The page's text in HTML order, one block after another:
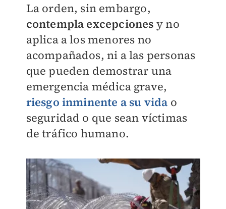
La orden, sin embargo,
contempla excepciones y no
aplica a los menores no
acompañados, ni a las personas
que pueden demostrar una
emergencia médica grave,
riesgo inminente a su vida o
seguridad o que sean víctimas
de tráfico humano.